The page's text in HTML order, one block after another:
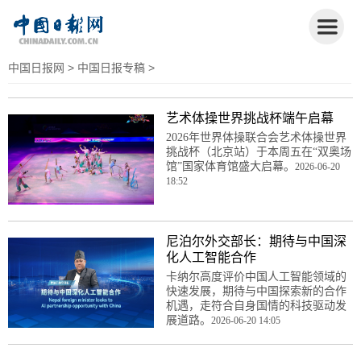
中国日报网 > 中国日报专稿 >
艺术体操世界挑战杯端午启幕
2026年世界体操联合会艺术体操世界
挑战杯（北京站）于本周五在“双奥场
馆”国家体育馆盛大启幕。 2026-06-20
18:52
尼泊尔外交部长：期待与中国深
化人工智能合作
卡纳尔高度评价中国人工智能领域的
快速发展，期待与中国探索新的合作
机遇，走符合自身国情的科技驱动发
展道路。 2026-06-20 14:05